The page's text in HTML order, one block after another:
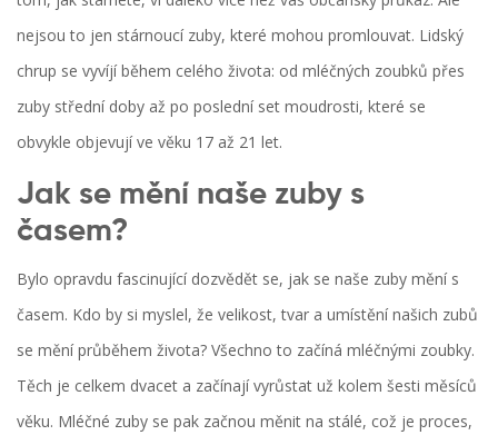
nejsou to jen stárnoucí zuby, které mohou promlouvat. Lidský
chrup se vyvíjí během celého života: od mléčných zoubků přes
zuby střední doby až po poslední set moudrosti, které se
obvykle objevují ve věku 17 až 21 let.
Jak se mění naše zuby s
časem?
Bylo opravdu fascinující dozvědět se, jak se naše zuby mění s
časem. Kdo by si myslel, že velikost, tvar a umístění našich zubů
se mění průběhem života? Všechno to začíná mléčnými zoubky.
Těch je celkem dvacet a začínají vyrůstat už kolem šesti měsíců
věku. Mléčné zuby se pak začnou měnit na stálé, což je proces,